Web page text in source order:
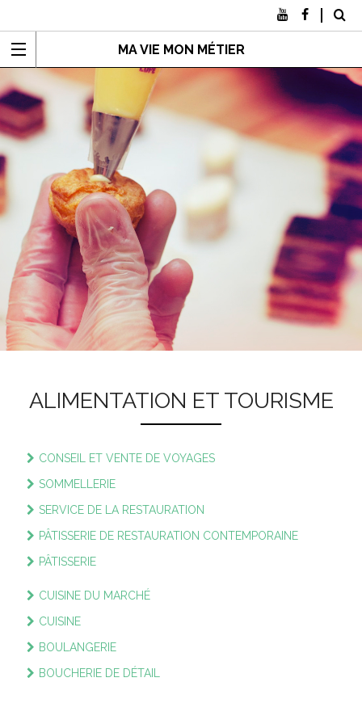
MA VIE MON MÉTIER
ALIMENTATION ET TOURISME
CONSEIL ET VENTE DE VOYAGES
SOMMELLERIE
SERVICE DE LA RESTAURATION
PÂTISSERIE DE RESTAURATION CONTEMPORAINE
PÂTISSERIE
CUISINE DU MARCHÉ
CUISINE
BOULANGERIE
BOUCHERIE DE DÉTAIL